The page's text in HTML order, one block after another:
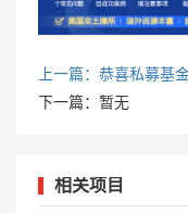
上一篇：恭喜私募基
下一篇：暂无
相关项目